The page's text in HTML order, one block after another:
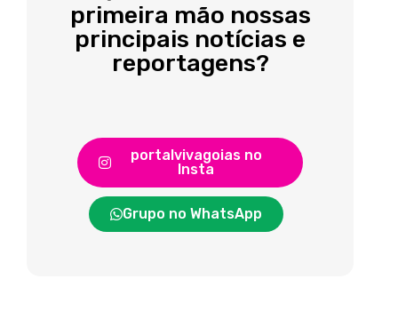
primeira mão nossas
principais notícias e
reportagens?
portalvivagoias no
Insta
Grupo no WhatsApp